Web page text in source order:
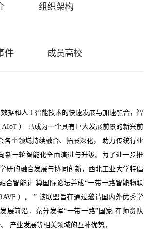
组织架构
件 成员高校
据和人工智能技术的快速发展与加速融合，智
AIoT ）
已成为一个具有巨大发展前景的新兴前
各个领域持续融合、拓展深化，助力传统行业
新一轮智能化全面演进与升级。为了进一步推
研的融合发展与协同创新，西北工业大学特倡
合智能计 算国际论坛并成“一带一路智能物联
）。” 该联盟旨在通过邀请国内外优秀学
展前沿，充分发挥“一带一路”国家 在师资队
产业发展等相关领域的互补优势。